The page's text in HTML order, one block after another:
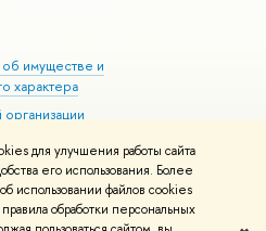
для улучшения работы сайта
его использования. Более
использовании файлов cookies
обработки персональных
об имуществе и
характера
здоровья